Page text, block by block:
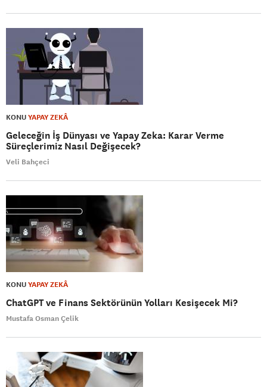
KONUYAPAY ZEKÂ
Geleceğin İş Dünyası ve Yapay Zeka: Karar Verme
Süreçlerimiz Nasıl Değişecek?
Veli Bahçeci
KONUYAPAY ZEKÂ
ChatGPT ve Finans Sektörünün Yolları Kesişecek Mi?
Mustafa Osman Çelik